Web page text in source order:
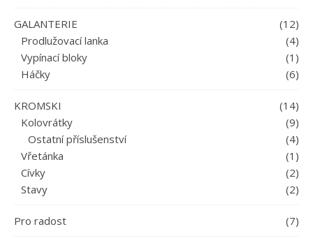
GALANTERIE
(12)
Prodlužovací lanka
(4)
Vypínací bloky
(1)
Háčky
(6)
KROMSKI
(14)
Kolovrátky
(9)
Ostatní příslušenství
(4)
Vřetánka
(1)
Cívky
(2)
Stavy
(2)
Pro radost (7)